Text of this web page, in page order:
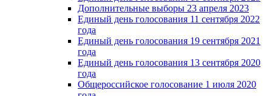
Дополнительные выборы 23 апреля 2023
Единый день голосования 11 сентября 2022
года
Единый день голосования 19 сентября 2021
года
Единый день голосования 13 сентября 2020
года
Общероссийское голосование 1 июля 2020